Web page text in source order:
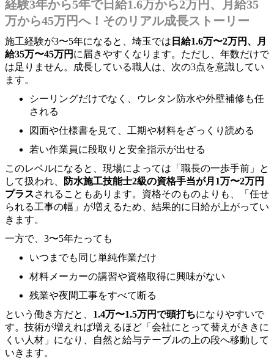
経験3年から5年で日給1.6万から2万円、月給35
万から45万円へ！そのリアル成長ストーリー
施工経験が3〜5年になると、埼玉では 日給1.6万〜2万円、月
給35万〜45万円 に届きやすくなります。ただし、年数だけで
は足りません。成長している職人は、次の3点を意識してい
ます。
シーリングだけでなく、ウレタン防水や外壁補修も任
される
図面や仕様書を見て、工期や材料をざっくり読める
若い作業員に段取りと安全指示が出せる
このレベルになると、現場によっては「職長の一歩手前」と
して扱われ、
防水施工技能士2級の資格手当が月1万〜2万円
プラスされることもあります。資格そのものよりも、「任せ
られる工事の幅」が増えるため、結果的に日給が上がってい
きます。
一方で、3〜5年たっても
いつまでも同じ単純作業だけ
材料メーカーの講習や資格取得に興味がない
残業や夜間工事をすべて断る
という働き方だと、 1.4万〜1.5万円で頭打ちになりやすいで
す。技術が増えれば増えるほど「会社にとって替えがききに
くい人材」になり、自然と給与テーブルの上の段へ移動して
いきます。